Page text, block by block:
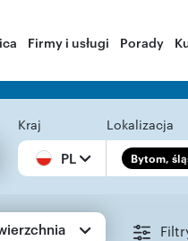
Firmy i usługi Porady
Kraj
PL
Lokalizacja
Bytom,